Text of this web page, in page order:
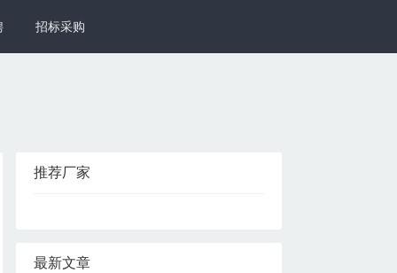
招标采购
推荐厂家
最新文章